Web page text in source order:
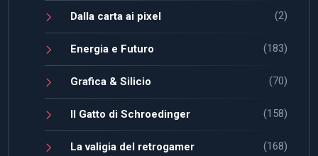
Dalla carta ai pixel (2)
Energia e Futuro (183)
Grafica & Silicio (70)
Il Gatto di Schroedinger (158)
La valigia del retrogamer (168)